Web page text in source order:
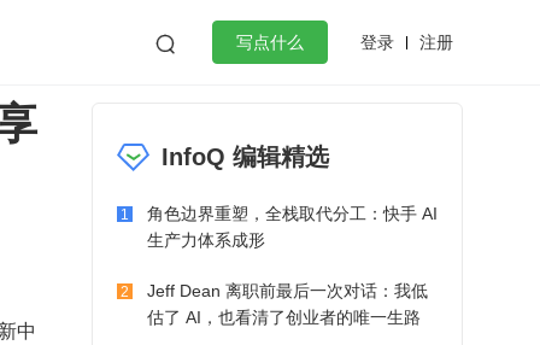
 写点什么 登录 注册
作
微服务架构 flutter
中
InfoQ 编辑精选
1
角色边界重塑，全栈取代分工：快手 AI
生产力体系成形
2
Jeff Dean 离职前最后一次对话：我低
估了 AI，也看清了创业者的唯一生路